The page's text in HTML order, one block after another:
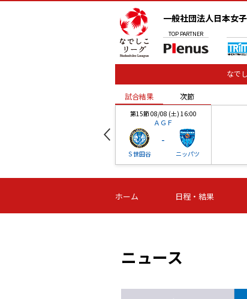
一般社団法人日本女
TOP PARTNER
なで
試合結果 次節
第15節 08/08 (土) 16:00
ＡＧＦ
Ｓ世田谷
-
ニッパツ
-
第16節 09/05 (土) 15:00
ニッパツ
-
第16
試合結果 次節
ホーム 日程・結果
ニュース